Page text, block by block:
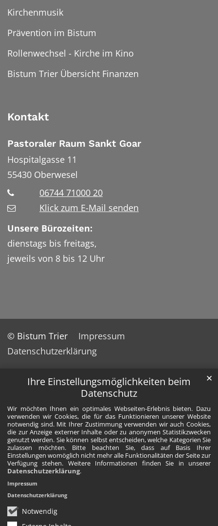
Ihre Einstellungsmöglichkeiten beim
Datenschutz
Wir möchten Ihnen ein optimales Webseiten-Erlebnis bieten. Dazu
verwenden wir Cookies, die für das Funktionieren unserer Website
notwendig sind. Mit Ihrer Zustimmung verwenden wir auch Cookies,
die zur Anzeige externer Inhalte oder zu anonymen Statistikzwecken
genutzt werden. Sie können selbst entscheiden, welche Kategorien Sie
zulassen möchten. Bitte beachten Sie, dass auf Basis Ihrer
Einstellungen womöglich nicht mehr alle Funktionalitäten der Seite zur
Verfügung stehen. Weitere Informationen finden Sie in unserer
Datenschutzerklärung.
Notwendig
✕
Impressum
Datenschutzerklärung
Kirchenmusik
Prävention im Bistum
Rollenwechsel - Kirche im Kino
Bistum Trier Übersicht Finanzen
Kontakt
Pastoraler Raum Sankt Goar
Hospitalgasse 11
55430 Oberwesel
06744 71000 20
Klick zum E-Mail senden
Unsere Bürozeiten:
dienstags bis freitags,
jeweils von 8 bis 12 Uhr
© Bistum Trier
Impressum
Datenschutzerklärung